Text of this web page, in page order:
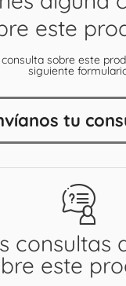
consultas
este
este
sobre este
siguiente
tu